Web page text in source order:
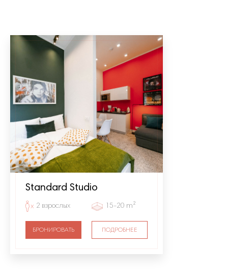
Standard Studio
БРОНИРОВАТЬ ПОДРОБНЕЕ
2 взрослых 15-20 m²